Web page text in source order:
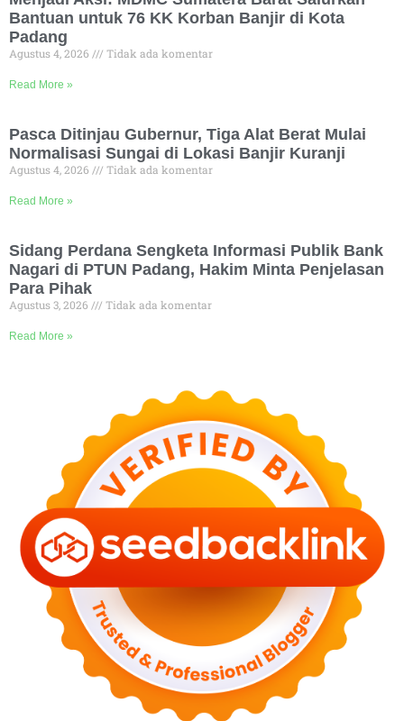
Bantuan untuk 76 KK Korban Banjir di Kota
Padang
Agustus 4, 2026 Tidak ada komentar
Read More »
Pasca Ditinjau Gubernur, Tiga Alat Berat Mulai
Normalisasi Sungai di Lokasi Banjir Kuranji
Agustus 4, 2026 Tidak ada komentar
Read More »
Sidang Perdana Sengketa Informasi Publik Bank
Nagari di PTUN Padang, Hakim Minta Penjelasan
Para Pihak
Agustus 3, 2026 Tidak ada komentar
Read More »